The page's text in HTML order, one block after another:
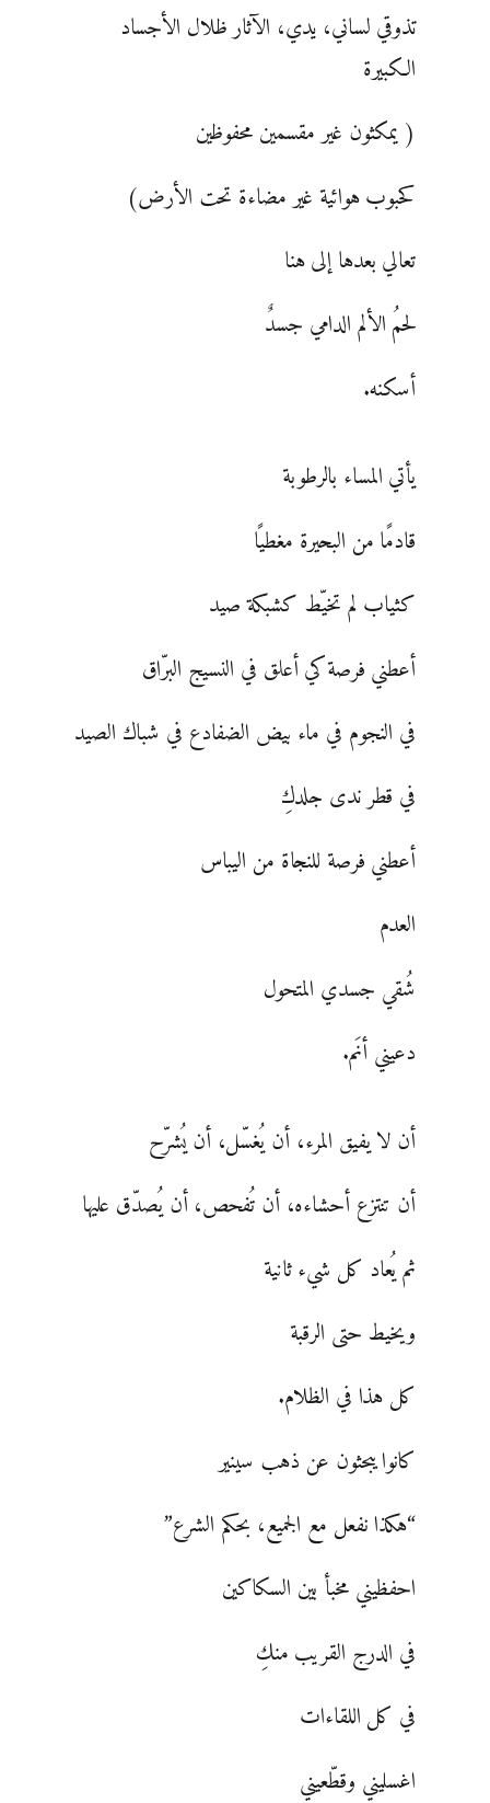
تذوقي لساني، يدي، الآثار ظلال الأجساد
الكبيرة
( يمكثون غير مقسمين محفوظين
كحبوب هوائية غير مضاءة تحت الأرض)
تعالي بعدها إلى هنا
لحمُ الألم الدامي جسدٌ
أسكنه.
يأتي المساء بالرطوبة
قادمًا من البحيرة مغطيًا
كثياب لم تخيّط كشبكة صيد
أعطني فرصة كي أعلق في النسيج البرّاق
في النجوم في ماء بيض الضفادع في شباك الصيد
في قطر ندى جلدكِ
أعطني فرصة للنجاة من اليباس
العدم
شُقي جسدي المتحول
دعيني أنَم.
أن لا يفيق المرء، أن يُغسّل، أن يُشرّح
أن تنتزع أحشاءه، أن تُفحص، أن يُصدّق عليها
ثم يُعاد كل شيء ثانية
ويخيط حتى الرقبة
كل هذا في الظلام.
كانوا يبحثون عن ذهب سينير
“هكذا نفعل مع الجميع، بحكم الشرع”
احفظيني مخبأ بين السكاكين
في الدرج القريب منكِ
في كل اللقاءات
اغسليني وقطّعيني